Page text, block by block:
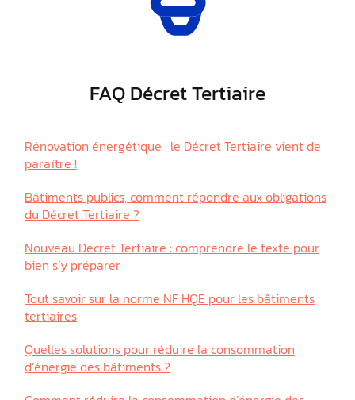
FAQ Décret Tertiaire
Rénovation énergétique : le Décret Tertiaire vient de
paraître !
Bâtiments publics, comment répondre aux obligations
du Décret Tertiaire ?
Nouveau Décret Tertiaire : comprendre le texte pour
bien s’y préparer
Tout savoir sur la norme NF HQE pour les bâtiments
tertiaires
Quelles solutions pour réduire la consommation
d’énergie des bâtiments ?